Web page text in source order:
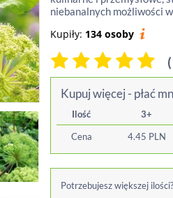
niebanalnych możliwości
Kupiły: 134 osoby
Kupuj więcej - płać
Ilość 3+
Cena
4.45 PLN
Potrzebujesz większej